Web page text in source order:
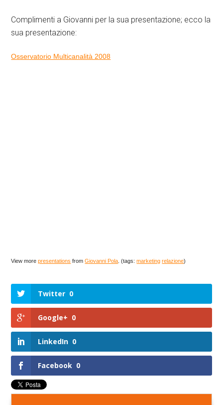
Complimenti a Giovanni per la sua presentazione; ecco la
sua presentazione:
Osservatorio Multicanalità 2008
View morepresentations fromGiovanni Pola . (tags:marketing relazione)
Twitter 0
Google+ 0
LinkedIn 0
Facebook 0